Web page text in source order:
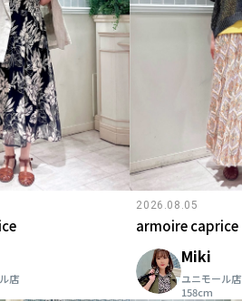
店
2026.08.05
armoire caprice
Miki
ユニモール店
158cm